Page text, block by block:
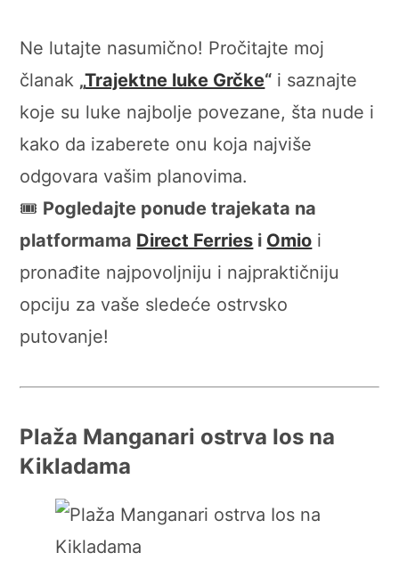
Ne lutajte nasumično! Pročitajte moj
članak „Trajektne luke Grčke“ i saznajte
koje su luke najbolje povezane, šta nude i
kako da izaberete onu koja najviše
odgovara vašim planovima.
🎟️ Pogledajte ponude trajekata na
platformama Direct Ferries i Omio i
pronađite najpovoljniju i najpraktičniju
opciju za vaše sledeće ostrvsko
putovanje!
Plaža Manganari ostrva Ios na
Kikladama